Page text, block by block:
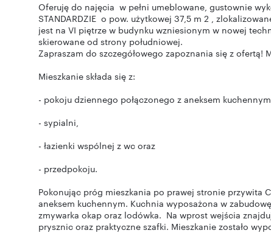
Oferuję do najęcia w pełni umeblowane, gustownie
STANDARDZIE o pow. użytkowej 37,5 m 2 ,
jest na VI piętrze w budynku wzniesionym w nowej
skierowane od strony południowej.
Zapraszam do szczegółowego zapoznania się z ofertą!
Mieszkanie składa się z:
- pokoju dziennego połączonego z aneksem
- sypialni,
- łazienki wspólnej z wc oraz
- przedpokoju.
Pokonując próg mieszkania po prawej stronie przywita
aneksem kuchennym. Kuchnia wyposażona w
zmywarka okap oraz lodówka. Na wprost wejścia
prysznic oraz praktyczne szafki. Mieszkanie zostało